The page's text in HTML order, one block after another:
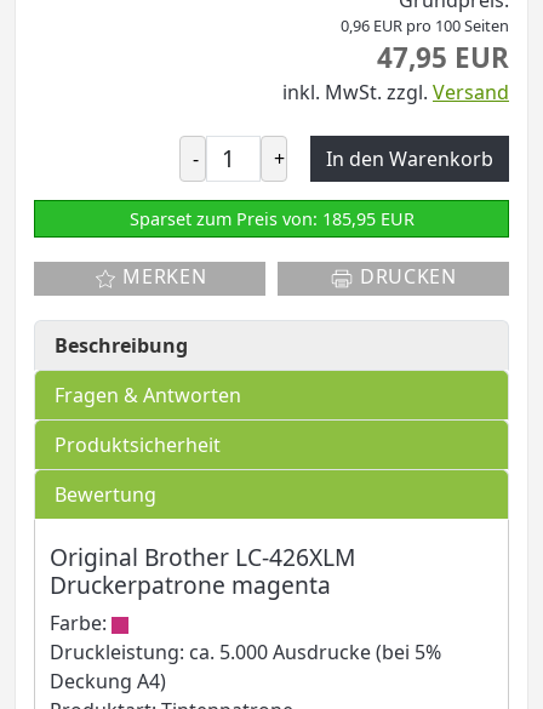
0,96 EUR pro 100 Seiten
47,95 EUR
inkl. MwSt. zzgl. Versand
- + In den Warenkorb
Sparset zum Preis von: 185,95 EUR
MERKEN DRUCKEN
Beschreibung
Fragen & Antworten
Produktsicherheit
Bewertung
Original Brother LC-426XLM
Druckerpatrone magenta
Farbe:
Druckleistung: ca. 5.000 Ausdrucke (bei 5%
Deckung A4)